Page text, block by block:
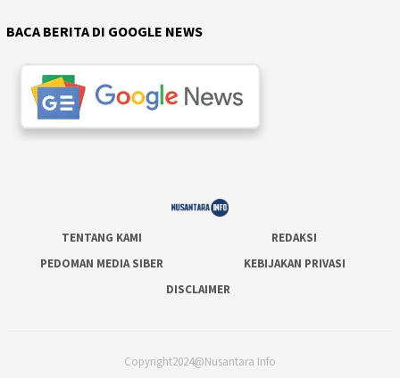
BACA BERITA DI GOOGLE NEWS
TENTANG KAMI
REDAKSI
PEDOMAN MEDIA SIBER
KEBIJAKAN PRIVASI
DISCLAIMER
Copyright2024@Nusantara Info